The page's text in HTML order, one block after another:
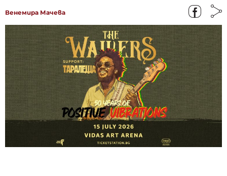
Венемира Мачева